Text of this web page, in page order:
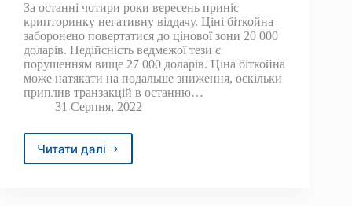
За останні чотири роки вересень приніс
крипторинку негативну віддачу. Ціні біткойна
заборонено повертатися до цінової зони 20 000
доларів. Недійсність ведмежої тези є
порушенням вище 27 000 доларів. Ціна біткойна
може натякати на подальше зниження, оскільки
приплив транзакцій в останню…
31 Серпня, 2022
Читати далі
Прогноз